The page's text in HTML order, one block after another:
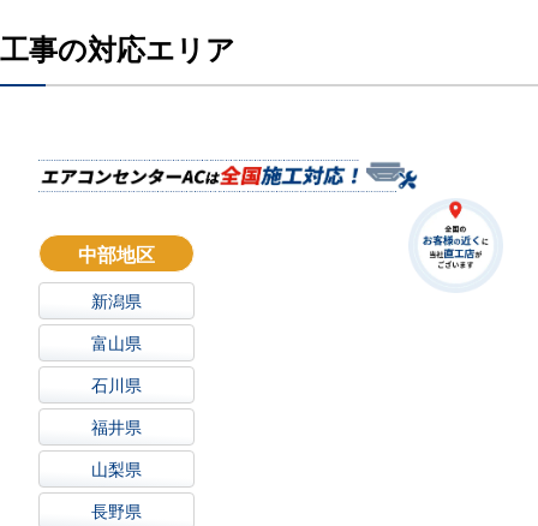
工事の対応エリア
中部地区
新潟県
富山県
石川県
福井県
山梨県
長野県